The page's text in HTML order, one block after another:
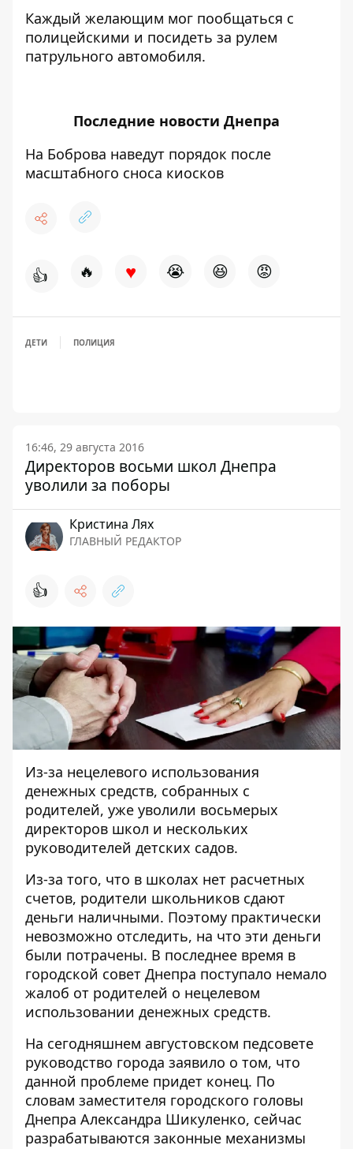
Каждый желающим мог пообщаться с
полицейскими и посидеть за рулем
патрульного автомобиля.
Последние новости Днепра
На Боброва наведут порядок после
масштабного сноса киосков
👍 🔥 ♥ 😭 😆 😡
ДЕТИ ПОЛИЦИЯ
16:46, 29 августа 2016
Директоров восьми школ Днепра
уволили за поборы
Кристина Лях
ГЛАВНЫЙ РЕДАКТОР
👍
Из-за нецелевого использования
денежных средств, собранных с
родителей, уже уволили восьмерых
директоров школ и нескольких
руководителей детских садов.
Из-за того, что в школах нет расчетных
счетов, родители школьников сдают
деньги наличными. Поэтому практически
невозможно отследить, на что эти деньги
были потрачены. В последнее время в
городской совет Днепра поступало немало
жалоб от родителей о нецелевом
использовании денежных средств.
На сегодняшнем августовском педсовете
руководство города заявило о том, что
данной проблеме придет конец. По
словам заместителя городского головы
Днепра Александра Шикуленко, сейчас
разрабатываются законные механизмы